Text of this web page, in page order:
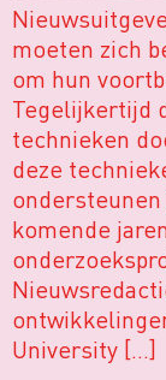
moeten zich
om hun
Tegelijkertijd
technieken
deze
komende
University […]